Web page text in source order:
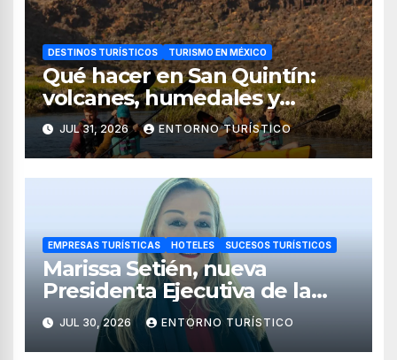
DESTINOS TURÍSTICOS TURISMO EN MÉXICO
Qué hacer en San Quintín:
volcanes, humedales y
sabores del mar
JUL 31, 2026 ENTORNO TURÍSTICO
EMPRESAS TURÍSTICAS HOTELES SUCESOS TURÍSTICOS
Marissa Setién, nueva
Presidenta Ejecutiva de la
Asociación de Hoteles Costa
Mujeres
JUL 30, 2026 ENTORNO TURÍSTICO